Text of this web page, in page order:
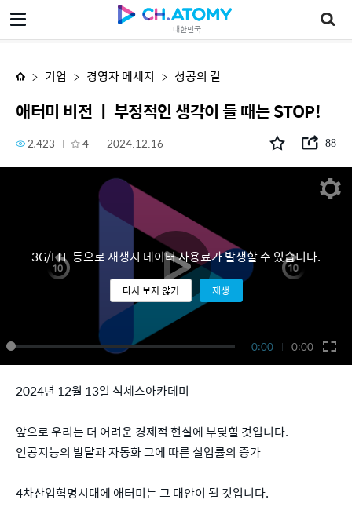
대한민국
애터미 비전 ㅣ 부정적인 생각이 들 때는 STOP!
기업 경영자 메세지 성공의 길
애터미 비전 ㅣ 부정적인 생각이 들 때는 STOP!
2,423 4 2024.12.16 88
0:00 0:00
3G/LTE 등으로 재생시 데이터 사용료가 발생할 수 있습니다.
다시 보지 않기 재생
2024년 12월 13일 석세스아카데미
앞으로 우리는 더 어려운 경제적 현실에 부딪힐 것입니다.
인공지능의 발달과 자동화 그에 따른 실업률의 증가
4차산업혁명시대에 애터미는 그 대안이 될 것입니다.